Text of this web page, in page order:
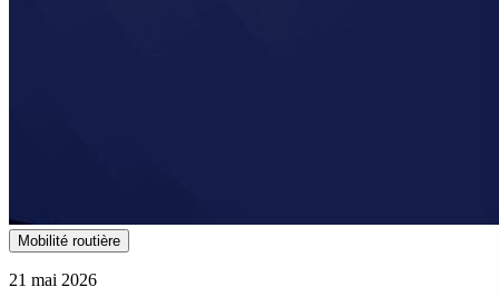
Mobilité routière
21 mai 2026